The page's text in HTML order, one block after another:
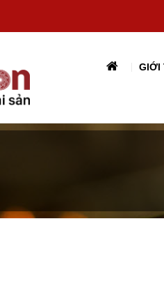
GIỚI